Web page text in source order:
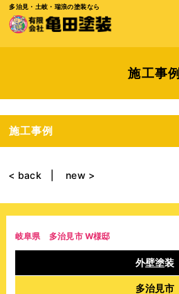
多治見・土岐・瑞浪の塗装なら
施工事例
施工事例
< back new >
岐阜県 多治見市 W様邸
外壁塗装
多治見市